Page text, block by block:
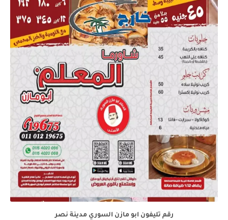
رقم تليفون ابو مازن السوري مدينة نصر